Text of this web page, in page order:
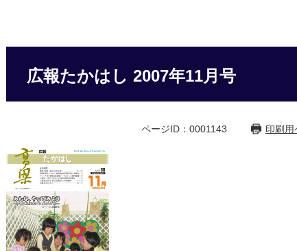
広報たかはし 2007年11月号
ページID：0001143 印刷用